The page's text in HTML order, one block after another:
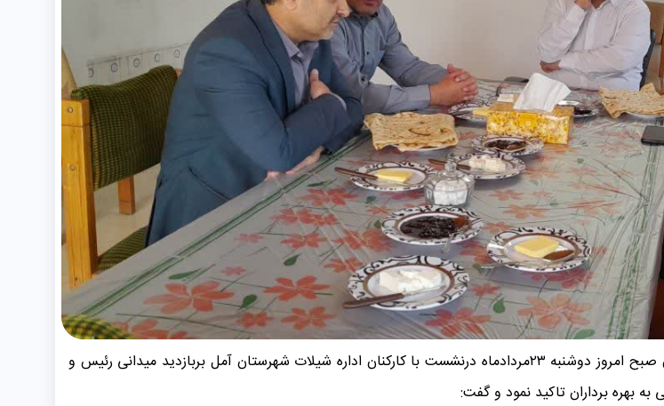
به گزارش روابط عمومی شیلات مازندران، قاسم کریم زاده مدیرکل شیلات مازندران صبح امروز دوشنبه ۲۳مردادماه درنشست با کارکنان اداره شیلات شهرستان آمل بربازدید میدانی رئیس و
بهره برداران تاکید نمود و گفت: